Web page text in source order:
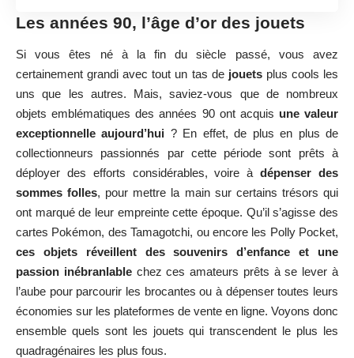
Les années 90, l’âge d’or des jouets
Si vous êtes né à la fin du siècle passé, vous avez
certainement grandi avec tout un tas de jouetsplus cools les
uns que les autres. Mais, saviez-vous que de nombreux
objets emblématiques des années 90 ont acquis une valeur
exceptionnelle aujourd’hui ? En effet, de plus en plus de
collectionneurs passionnés par cette période sont prêts à
déployer des efforts considérables, voire àdépenser des
sommes folles, pour mettre la main sur certains trésors qui
ont marqué de leur empreinte cette époque. Qu’il s’agisse des
cartes Pokémon, des Tamagotchi, ou encore les Polly Pocket,
ces objets réveillent des souvenirs d’enfance et une
passion inébranlablechez ces amateurs prêts à se lever à
l’aube pour parcourir les brocantes ou à dépenser toutes leurs
économies sur les plateformes de vente en ligne. Voyons donc
ensemble quels sont les jouets qui transcendent le plus les
quadragénaires les plus fous.